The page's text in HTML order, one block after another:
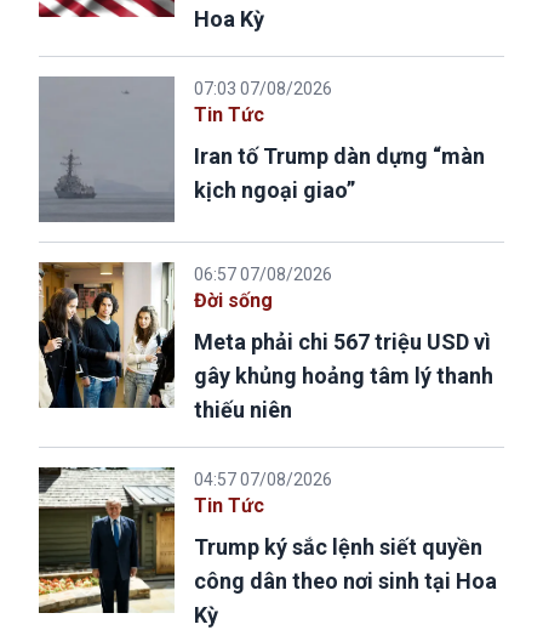
Hoa Kỳ
07:03 07/08/2026
Tin Tức
Iran tố Trump dàn dựng “màn
kịch ngoại giao”
06:57 07/08/2026
Đời sống
Meta phải chi 567 triệu USD vì
gây khủng hoảng tâm lý thanh
thiếu niên
04:57 07/08/2026
Tin Tức
Trump ký sắc lệnh siết quyền
công dân theo nơi sinh tại Hoa
Kỳ